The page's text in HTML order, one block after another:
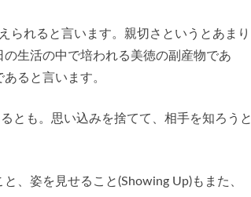
られると言います。親切さというとあまり
生活の中で培われる美徳の副産物であ
ると言います。
とも。思い込みを捨てて、相手を知ろうと
、姿を見せること(Showing Up)もまた、